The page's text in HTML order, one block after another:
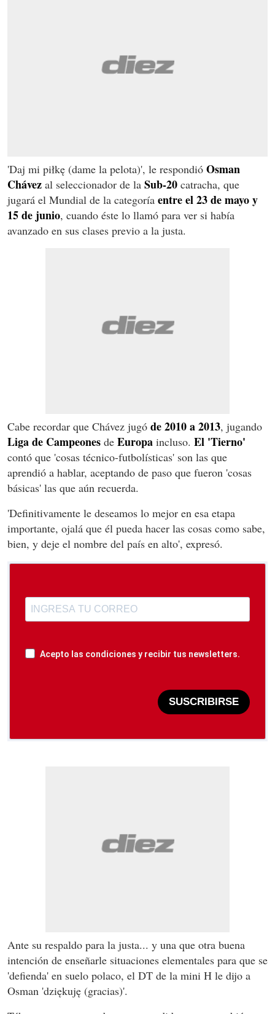
'Daj mi piłkę (dame la pelota)', le respondió Osman
Chávez al seleccionador de la Sub-20 catracha, que
jugará el Mundial de la categoría entre el 23 de mayo y
15 de junio, cuando éste lo llamó para ver si había
avanzado en sus clases previo a la justa.
Cabe recordar que Chávez jugó de 2010 a 2013, jugando
Liga de Campeones de Europa incluso. El 'Tierno'
contó que 'cosas técnico-futbolísticas' son las que
aprendió a hablar, aceptando de paso que fueron 'cosas
básicas' las que aún recuerda.
'Definitivamente le deseamos lo mejor en esa etapa
importante, ojalá que él pueda hacer las cosas como sabe,
bien, y deje el nombre del país en alto', expresó.
Acepto las condiciones y recibir tus newsletters.
SUSCRIBIRSE
Ante su respaldo para la justa... y una que otra buena
intención de enseñarle situaciones elementales para que se
'defienda' en suelo polaco, el DT de la mini H le dijo a
Osman 'dziękuję (gracias)'.